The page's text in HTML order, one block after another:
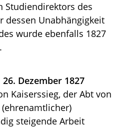
Studiendirektors des
dessen Unabhängigkeit
wurde ebenfalls 1827
26. Dezember 1827
Kaiserssieg, der Abt von
(ehrenamtlicher)
steigende Arbeit